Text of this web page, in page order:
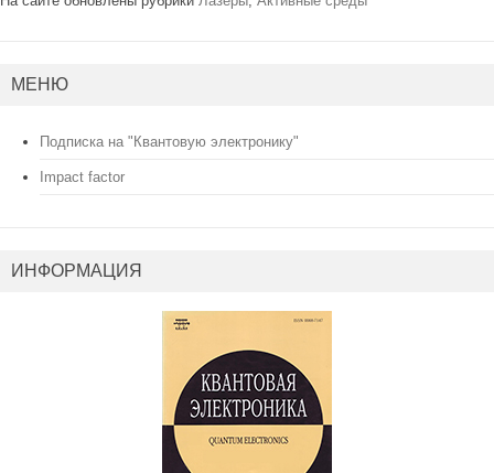
МЕНЮ
Подписка на "Квантовую электронику"
Impact factor
ИНФОРМАЦИЯ